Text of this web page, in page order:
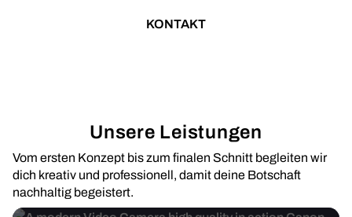
KONTAKT
Unsere Leistungen
Vom ersten Konzept bis zum finalen Schnitt begleiten wir
dich kreativ und professionell, damit deine Botschaft
nachhaltig begeistert.